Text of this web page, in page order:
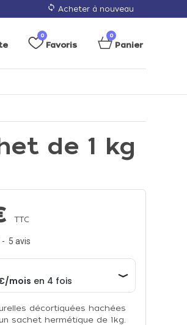
loop Acheter à nouveau
0
Favoris
0
Panier
de 1 kg
TTC
- 5 avis
décortiquées hachées
sachet hermétique de 1kg.